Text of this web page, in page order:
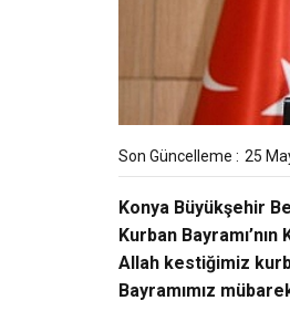
Son Güncelleme : 25
Konya Büyükşehir
Kurban
Allah kestiğimiz
Bayramımız